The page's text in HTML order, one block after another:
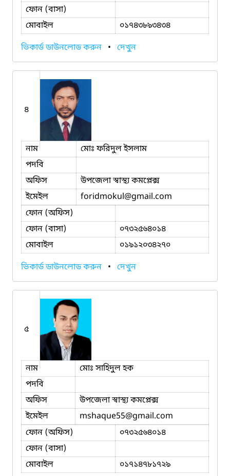
ফোন (বাসা)
মোবাইল
০১৭৪৩৮৯৩৪৩৪
ভিকার্ড ডাউনলোড করুন • দেখুন
৪
নাম
মোঃ ফরিদুল ইসলাম
পদবি
অফিস
উপজেলা স্বাস্থ্য কমপ্লেক্স
ইমেইল
foridmokul@gmail.com
ফোন (অফিস)
ফোন (বাসা)
০৭৩২৫৬৪০১৪
মোবাইল
০১৯১২০৩৪২৭০
ভিকার্ড ডাউনলোড করুন • দেখুন
৫
নাম
মোঃ সাহিদুল হক
পদবি
অফিস
উপজেলা স্বাস্থ্য কমপ্লেক্স
ইমেইল
mshaque55@gmail.com
ফোন (অফিস)
০৭৩২৫৬৪০১৪
ফোন (বাসা)
মোবাইল
০১৭১৪৭৮১৭২৯